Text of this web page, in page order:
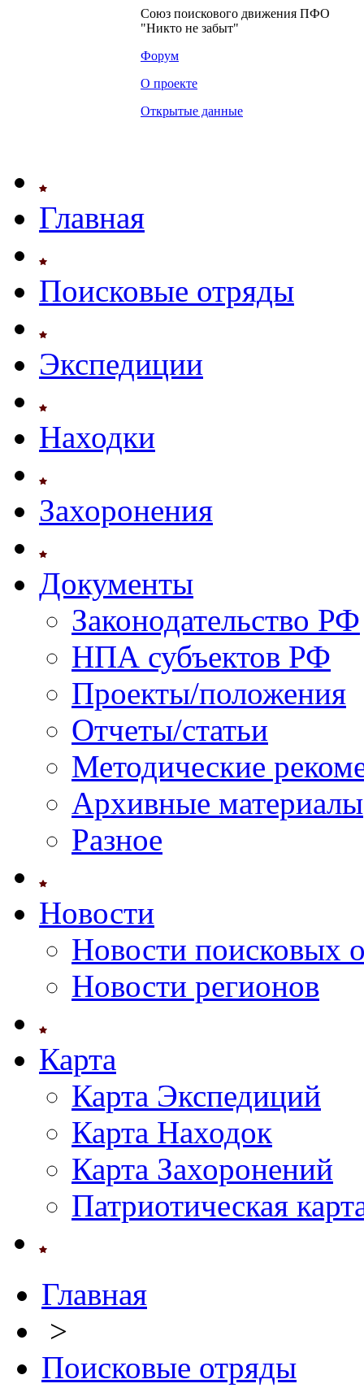
Союз поискового движения ПФО
"Никто не забыт"
Форум
О проекте
Открытые данные
Главная
Поисковые отряды
Экспедиции
Находки
Захоронения
Документы
Законодательство РФ
НПА субъектов РФ
Проекты/положения
Отчеты/статьи
Методические
Архивные материалы
Разное
Новости
Новости поисковых
Новости регионов
Карта
Карта Экспедиций
Карта Находок
Карта Захоронений
Патриотическая
Главная
>
Поисковые отряды